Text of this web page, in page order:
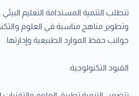
تتطلب التنمية المستدامة التعليم
وتطوير مناهج مناسبة في العلوم
جوانب حفظ الموارد الطبيعية وإدارتها.
القيود التكنولوجية: